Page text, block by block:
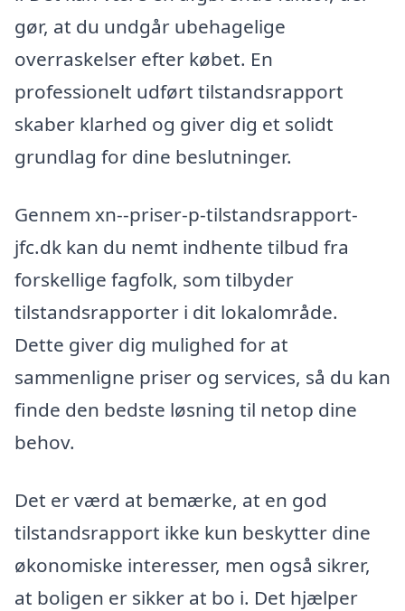
gør, at du undgår ubehagelige
overraskelser efter købet. En
professionelt udført tilstandsrapport
skaber klarhed og giver dig et solidt
grundlag for dine beslutninger.
Gennem xn--priser-p-tilstandsrapport-
jfc.dk kan du nemt indhente tilbud fra
forskellige fagfolk, som tilbyder
tilstandsrapporter i dit lokalområde.
Dette giver dig mulighed for at
sammenligne priser og services, så du kan
finde den bedste løsning til netop dine
behov.
Det er værd at bemærke, at en god
tilstandsrapport ikke kun beskytter dine
økonomiske interesser, men også sikrer,
at boligen er sikker at bo i. Det hjælper